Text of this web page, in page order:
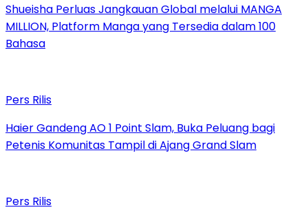
Shueisha Perluas Jangkauan Global melalui MANGA
MILLION, Platform Manga yang Tersedia dalam 100
Bahasa
Pers Rilis
Haier Gandeng AO 1 Point Slam, Buka Peluang bagi
Petenis Komunitas Tampil di Ajang Grand Slam
Pers Rilis